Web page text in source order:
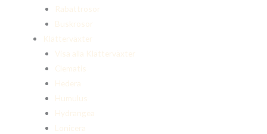
Rabattrosor
Buskrosor
Klätterväxter
Visa alla Klätterväxter
Clematis
Hedera
Humulus
Hydrangea
Lonicera